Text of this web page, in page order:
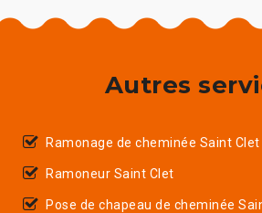
Autres
Ramonage de cheminée Saint Clet
Ramoneur Saint Clet
Pose de chapeau de cheminée